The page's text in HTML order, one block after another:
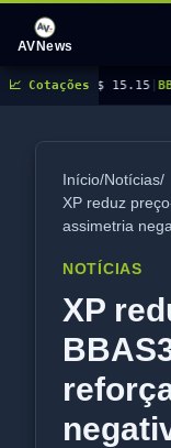
AVNews
📈 Cotações
15.15|BBDC4R$ 17.31|
Início/Notícias/
XP reduz
assimetria
NOTÍCIAS
XP